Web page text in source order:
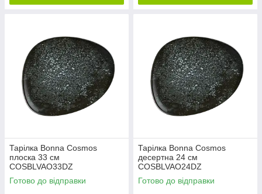
Тарілка Bonna Cosmos
плоска 33 см
COSBLVAO33DZ
Готово до відправки
Тарілка Bonna Cosmos
десертна 24 см
COSBLVAO24DZ
Готово до відправки